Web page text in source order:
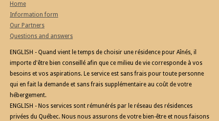
Home
Information form
Our Partners
Questions and answers
ENGLISH - Quand vient le temps de choisir une résidence pour Aînés, il
importe d'être bien conseillé afin que ce milieu de vie corresponde à vos
besoins et vos aspirations. Le service est sans frais pour toute personne
qui en fait la demande et sans frais supplémentaire au coût de votre
hébergement.
ENGLISH - Nos services sont rémunérés par le réseau des résidences
privées du Québec. Nous nous assurons de votre bien-être et nous faisons